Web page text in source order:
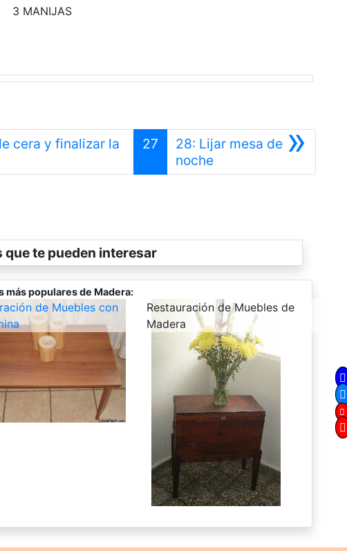
3 MANIJAS
cera y finalizar la
27 »
28: Lijar mesa de
nocheSiguiente
que te pueden interesar
más populares de Madera:
de Muebles con
-
Restauración de Muebles de
Madera